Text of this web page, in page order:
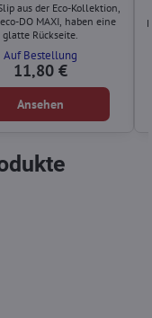
aus der Eco-Kollektion,
DO MAXI, haben eine
glatte Rückseite.
Auf Bestellung
11,80 €
Ansehen